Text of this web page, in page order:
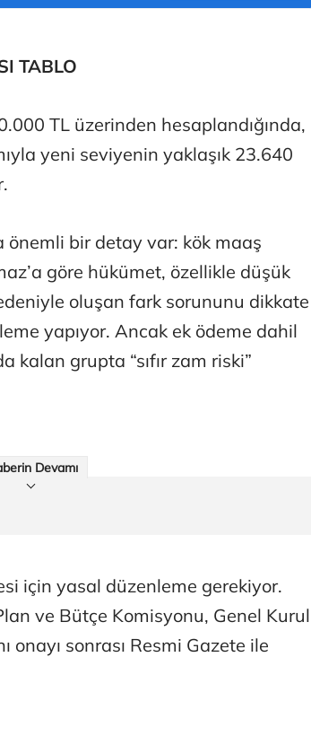
TABLO
TL üzerinden hesaplandığında,
yeni seviyenin yaklaşık 23.640
bir detay var: kök maaş
göre hükümet, özellikle düşük
oluşan fark sorununu dikkate
yapıyor. Ancak ek ödeme dahil
kalan grupta “sıfır zam riski”
Devamı
için yasal düzenleme gerekiyor.
ve Bütçe Komisyonu, Genel Kurul
onayı sonrası Resmi Gazete ile
var!